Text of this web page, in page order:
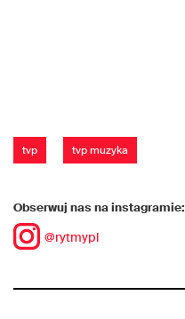
tvp tvp muzyka
Obserwuj nas na instagramie:
@rytmypl